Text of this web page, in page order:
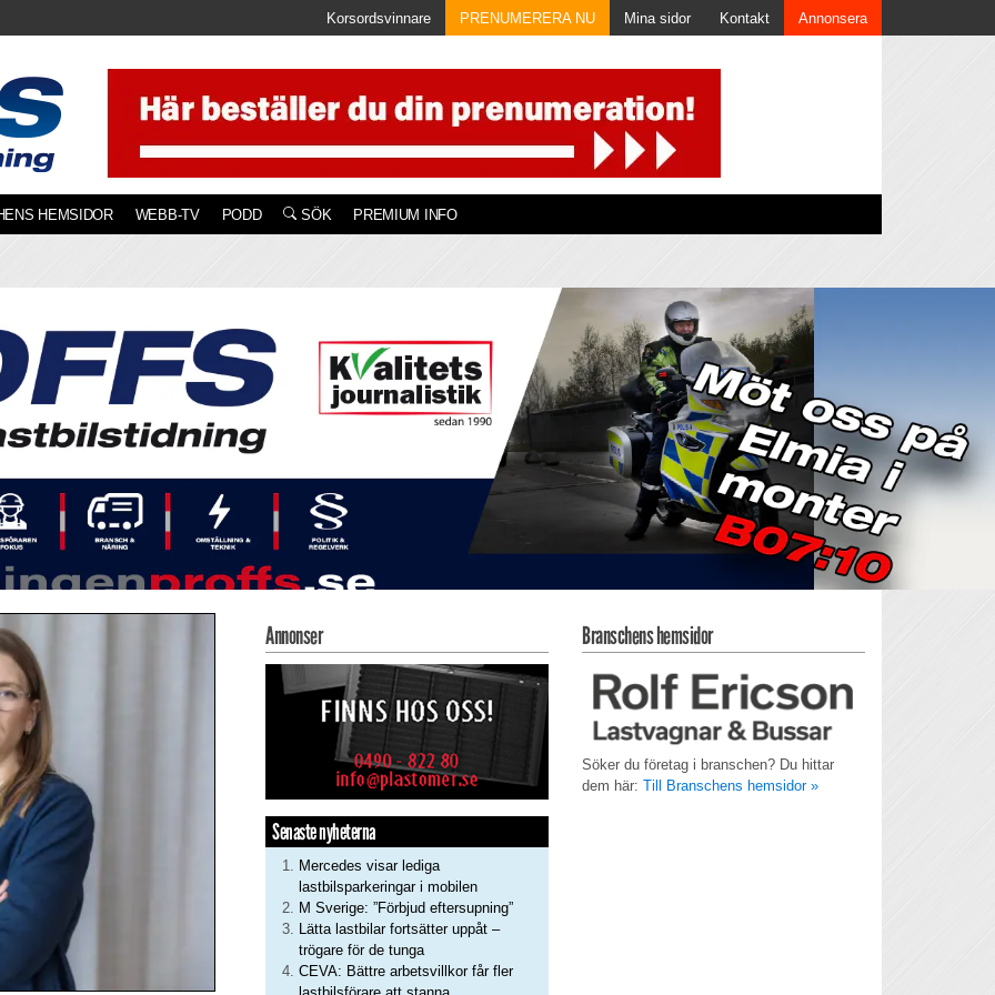
Korsordsvinnare PRENUMERERA NU Mina sidor Kontakt Annonsera
HEMSIDOR WEBB-TV PODD SÖK PREMIUM INFO
Annonser
Senaste nyheterna
Mercedes visar lediga
lastbilsparkeringar i mobilen
M Sverige: ”Förbjud eftersupning”
Lätta lastbilar fortsätter uppåt –
trögare för de tunga
CEVA: Bättre arbetsvillkor får fler
Branschens hemsidor
Söker du företag i branschen? Du hittar
dem här: Till Branschens hemsidor »